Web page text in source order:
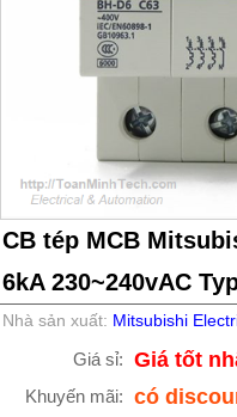
CB tép MCB
6kA 230~240vAC
Nhà sản xuất: Mitsubishi
Giá sỉ: Giá tốt
Khuyến mãi: có